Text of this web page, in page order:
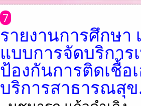
7
รายงานการศึกษา
แบบการจัดบริการ
ป้องกันการติดเชื้อ
บริการสาธารณสุ